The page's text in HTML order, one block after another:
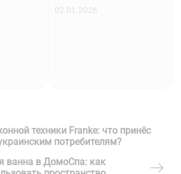
02.01.2026
Previous
Post
техники Franke: что принёс
потребителям?
ванна в ДомоСпа: как